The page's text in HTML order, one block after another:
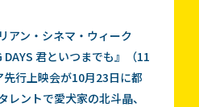
アン・シネマ・ウィーク
君といつまでも』（11
行上映会が10月23日に都
レントで愛犬家の北斗晶、